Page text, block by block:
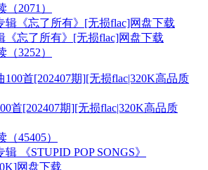
（2071）
《忘了所有》[无损flac]网盘下载
（3252）
首[202407期][无损flac|320K高品质
（45405）